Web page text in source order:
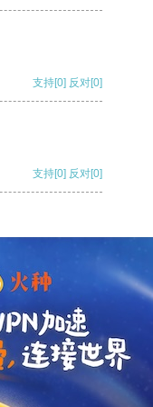
支持[0] 反对[0]
支持[0] 反对[0]
支持 [0] 反对[0]